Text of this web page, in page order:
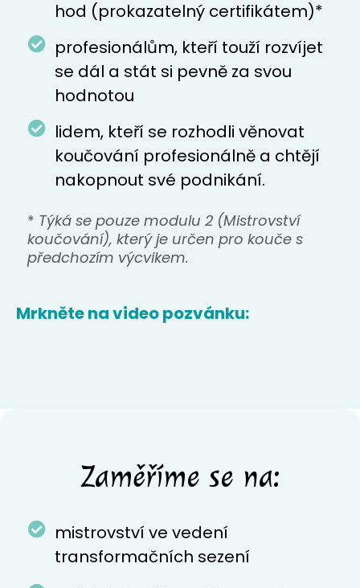
hod (prokazatelný certifikátem)*
profesionálům, kteří touží rozvíjet
se dál a stát si pevně za svou
hodnotou
lidem, kteří se rozhodli věnovat
koučování profesionálně a chtějí
nakopnout své podnikání.
* Týká se pouze modulu 2 (Mistrovství
koučování), který je určen pro kouče s
předchozím výcvikem.
Mrkněte na video pozvánku:
Zaměříme se na:
mistrovství ve vedení
transformačních sezení